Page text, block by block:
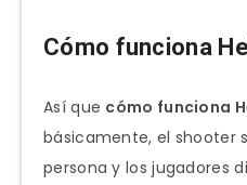
Cómo funciona
Así que cómo funciona
básicamente, el shooter
persona y los jugadores